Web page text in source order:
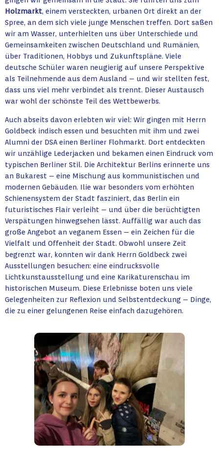
Holzmarkt, einem versteckten, urbanen Ort direkt an der
Spree, an dem sich viele junge Menschen treffen. Dort saßen
wir am Wasser, unterhielten uns über Unterschiede und
Gemeinsamkeiten zwischen Deutschland und Rumänien,
über Traditionen, Hobbys und Zukunftspläne. Viele
deutsche Schüler waren neugierig auf unsere Perspektive
als Teilnehmende aus dem Ausland – und wir stellten fest,
dass uns viel mehr verbindet als trennt. Dieser Austausch
war wohl der schönste Teil des Wettbewerbs.
Auch abseits davon erlebten wir viel: Wir gingen mit Herrn
Goldbeck indisch essen und besuchten mit ihm und zwei
Alumni der DSA einen Berliner Flohmarkt. Dort entdeckten
wir unzählige Lederjacken und bekamen einen Eindruck vom
typischen Berliner Stil. Die Architektur Berlins erinnerte uns
an Bukarest – eine Mischung aus kommunistischen und
modernen Gebäuden. Ilie war besonders vom erhöhten
Schienensystem der Stadt fasziniert, das Berlin ein
futuristisches Flair verleiht – und über die berüchtigten
Verspätungen hinwegsehen lässt. Auffällig war auch das
große Angebot an veganem Essen – ein Zeichen für die
Vielfalt und Offenheit der Stadt. Obwohl unsere Zeit
begrenzt war, konnten wir dank Herrn Goldbeck zwei
Ausstellungen besuchen: eine eindrucksvolle
Lichtkunstausstellung und eine Karikaturenschau im
historischen Museum. Diese Erlebnisse boten uns viele
Gelegenheiten zur Reflexion und Selbstentdeckung – Dinge,
die zu einer gelungenen Reise einfach dazugehören.